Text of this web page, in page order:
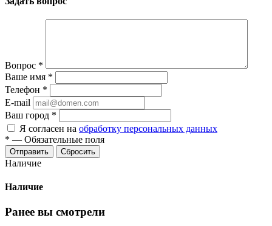
Вопрос *
Ваше имя *
Телефон *
E-mail
Ваш город *
Я согласен на обработку персональных данных
* — Обязательные поля
Сбросить
Наличие
Наличие
Ранее вы смотрели